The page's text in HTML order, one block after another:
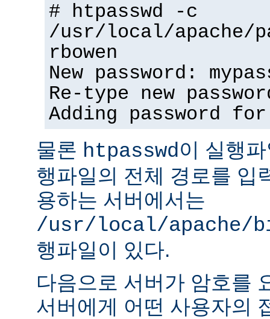
# htpasswd -c
/usr/local/apache/
rbowen
New password:
Re-type new
Adding password
물론 htpasswd이 실행
행파일의 전체 경로를 입
용하는 서버에서는
/usr/local/apache/
행파일이 있다.
다음으로 서버가 암호를
서버에게 어떤 사용자의